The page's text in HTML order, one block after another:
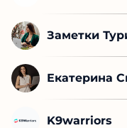
Заметки
Екатерина
K9warriors